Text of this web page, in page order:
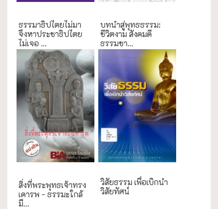
ธรรมาธิปไตยไม่มา
จึงหาประชาธิปไตย
ไม่เจอ ...
บทนำสู่พุทธธรรม:
ชีวิตงาม สังคมดี
ธรรมชา...
สิ่งที่พระพุทธเจ้าทรง
เคารพ - ธรรมะใกล้
มื...
วิสัยธรรม เพื่อเบิกนำ
วิสัยทัศน์